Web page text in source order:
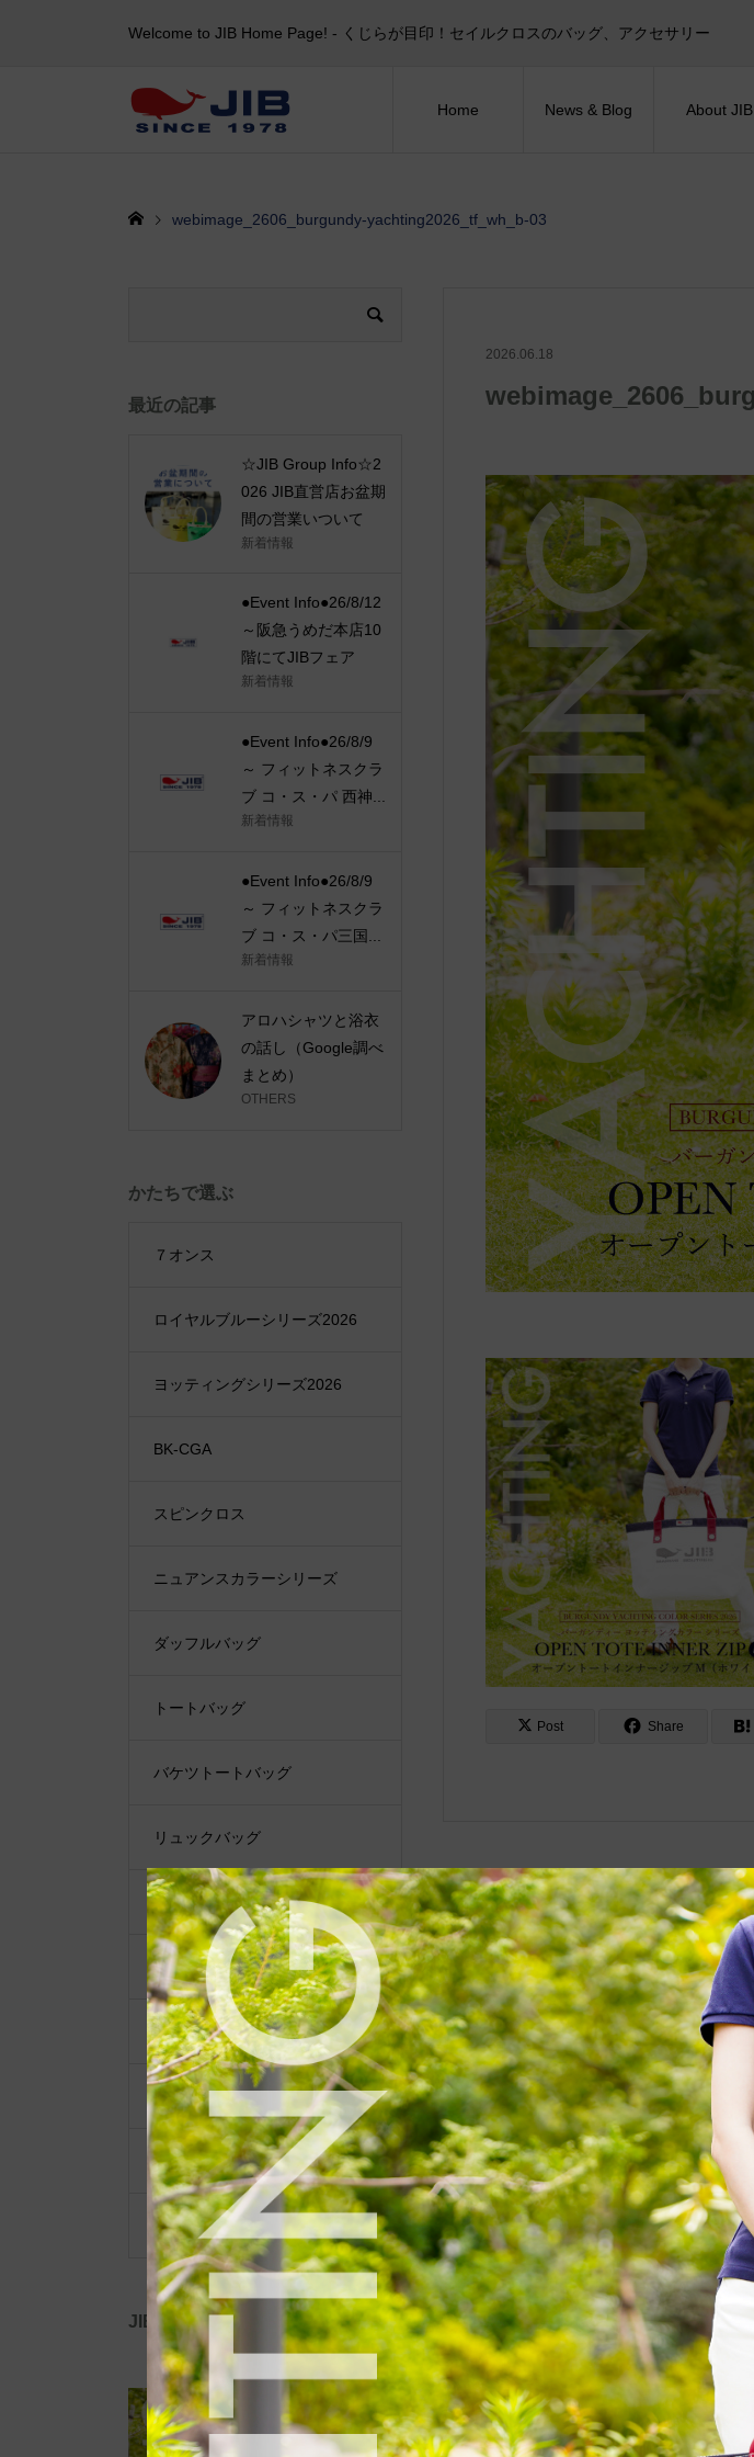
Welcome to JIB Home Page! ‐ くじらが目印！セイルクロスのバッグ、アクセサリー
Home News & Blog About JIB
webimage_2606_burgundy-yachting2026_tf_wh_b-03
2026.06.18
Post Share
最近の記事
☆JIB Group Info☆2
026 JIB直営店お盆期
間の営業いついて
新着情報
●Event Info●26/8/12
～阪急うめだ本店10
階にてJIBフェア
新着情報
●Event Info●26/8/9
～ フィットネスクラ
ブ コ・ス・パ 西神...
新着情報
●Event Info●26/8/9
～ フィットネスクラ
ブ コ・ス・パ三国...
新着情報
アロハシャツと浴衣
の話し（Google調べ
まとめ）
OTHERS
かたちで選ぶ
７オンス
ロイヤルブルーシリーズ2026
ヨッティングシリーズ2026
BK-CGA
スピンクロス
ニュアンスカラーシリーズ
ダッフルバッグ
トートバッグ
バケツトートバッグ
リュックバッグ
ショルダーバッグ
ショルダーベルト
ポーチ・ポシェット
小物類
限定品・限定カラー
その他
JIB公式SNS